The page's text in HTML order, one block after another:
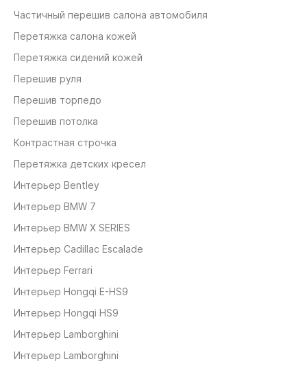
Частичный перешив салона автомобиля
Перетяжка салона кожей
Перетяжка сидений кожей
Перешив руля
Перешив торпедо
Перешив потолка
Контрастная строчка
Перетяжка детских кресел
Интерьер Bentley
Интерьер BMW 7
Интерьер BMW X SERIES
Интерьер Cadillac Escalade
Интерьер Ferrari
Интерьер Hongqi E-HS9
Интерьер Hongqi HS9
Интерьер Lamborghini
Интерьер Lamborghini